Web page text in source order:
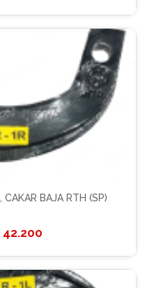
CAKAR BAJA RTH (SP)
42.200